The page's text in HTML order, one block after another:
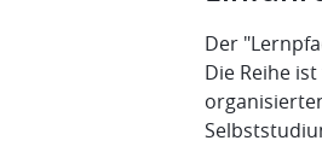
Der
Die Reihe